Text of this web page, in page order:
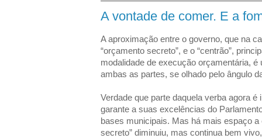
A vontade de comer. E a
A aproximação entre o governo, que na
“orçamento secreto”, e o “centrão”,
modalidade de execução orçamentária,
ambas as partes, se olhado pelo ângulo
Verdade que parte daquela verba agora
garante a suas excelências do
bases municipais. Mas há mais espaço a
secreto” diminuiu, mas continua bem